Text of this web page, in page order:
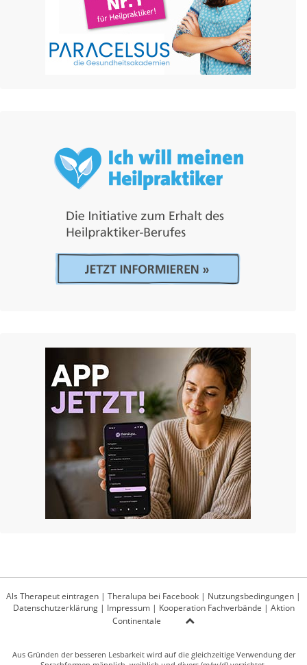
Als Therapeut eintragen | Theralupa bei Facebook | Nutzungsbedingungen |
Datenschutzerklärung| Impressum| Kooperation Fachverbände | Aktion
Continentale
Aus Gründen der besseren Lesbarkeit wird auf die gleichzeitige Verwendung der